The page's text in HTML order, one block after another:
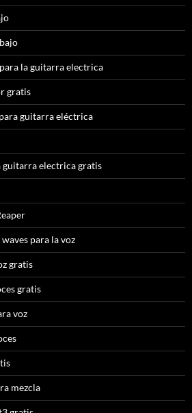
la guitarra electrica
gratis
guitarra eléctrica
guitarra electrica gratis
para la voz
gratis
gratis
voz
mezcla